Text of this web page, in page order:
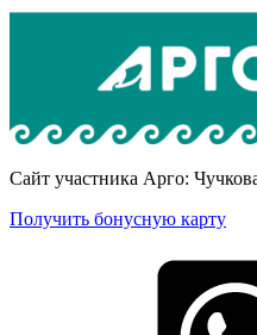
Сайт участника Арго:
Получить бонусную карту